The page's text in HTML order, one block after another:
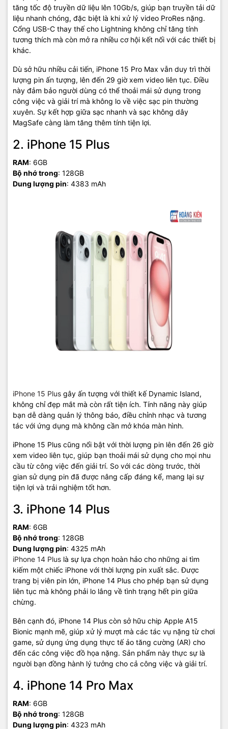
tăng tốc độ truyền dữ liệu lên 10Gb/s, giúp bạn truyền tải dữ
liệu nhanh chóng, đặc biệt là khi xử lý video ProRes nặng.
Cổng USB-C thay thế cho Lightning không chỉ tăng tính
tương thích mà còn mở ra nhiều cơ hội kết nối với các thiết bị
khác.
Dù sở hữu nhiều cải tiến, iPhone 15 Pro Max vẫn duy trì thời
lượng pin ấn tượng, lên đến 29 giờ xem video liên tục. Điều
này đảm bảo người dùng có thể thoải mái sử dụng trong
công việc và giải trí mà không lo về việc sạc pin thường
xuyên. Sự kết hợp giữa sạc nhanh và sạc không dây
MagSafe càng làm tăng thêm tính tiện lợi.
2. iPhone 15 Plus
RAM: 6GB
Bộ nhớ trong: 128GB
Dung lượng pin: 4383 mAh
iPhone 15 Plus gây ấn tượng với thiết kế Dynamic Island,
không chỉ đẹp mắt mà còn rất tiện ích. Tính năng này giúp
bạn dễ dàng quản lý thông báo, điều chỉnh nhạc và tương
tác với ứng dụng mà không cần mở khóa màn hình.
iPhone 15 Plus cũng nổi bật với thời lượng pin lên đến 26 giờ
xem video liên tục, giúp bạn thoải mái sử dụng cho mọi nhu
cầu từ công việc đến giải trí. So với các dòng trước, thời
gian sử dụng pin đã được nâng cấp đáng kể, mang lại sự
tiện lợi và trải nghiệm tốt hơn.
3. iPhone 14 Plus
RAM: 6GB
Bộ nhớ trong: 128GB
Dung lượng pin: 4325 mAh
iPhone 14 Plus là sự lựa chọn hoàn hảo cho những ai tìm
kiếm một chiếc iPhone với thời lượng pin xuất sắc. Được
trang bị viên pin lớn, iPhone 14 Plus cho phép bạn sử dụng
liên tục mà không phải lo lắng về tình trạng hết pin giữa
chừng.
Bên cạnh đó, iPhone 14 Plus còn sở hữu chip Apple A15
Bionic mạnh mẽ, giúp xử lý mượt mà các tác vụ nặng từ chơi
game, sử dụng ứng dụng thực tế ảo tăng cường (AR) cho
đến các công việc đồ họa nặng. Sản phẩm này thực sự là
người bạn đồng hành lý tưởng cho cả công việc và giải trí.
4. iPhone 14 Pro Max
RAM: 6GB
Bộ nhớ trong: 128GB
Dung lượng pin: 4323 mAh